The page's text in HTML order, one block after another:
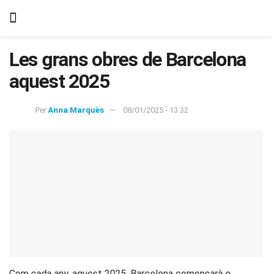
Les grans obres de Barcelona
aquest 2025
Per Anna Marquès 08/01/2025 - 13:32